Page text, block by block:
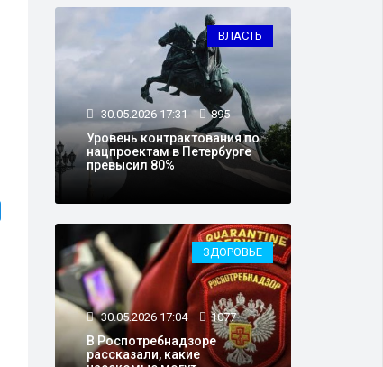
АРМИЯ И ОРУЖИЕ
ВЛАСТЬ
30.05.2026 17:31 895
Уровень контрактования по
нацпроектам в Петербурге
превысил 80%
ЗДОРОВЬЕ
30.05.2026 17:04 1077
В Роспотребнадзоре
рассказали, какие